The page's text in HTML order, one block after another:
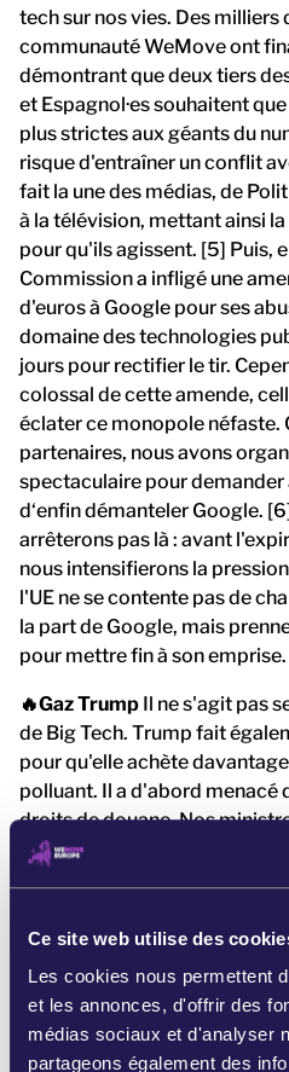
Ce site web utilise des
Les cookies nous permettent
et les annonces, d'offrir des
médias sociaux et d'analyser
partageons également des
tech sur nos vies. Des milliers
communauté WeMove ont
démontrant que deux tiers
et Espagnol·es souhaitent
plus strictes aux géants du
risque d'entraîner un conflit
fait la une des médias, de
à la télévision, mettant ainsi
pour qu'ils agissent. [5] Puis,
Commission a infligé une
d'euros à Google pour ses
domaine des technologies
jours pour rectifier le tir.
colossal de cette amende,
éclater ce monopole néfaste.
partenaires, nous avons
spectaculaire pour demander
d‘enfin démanteler Google.
arrêterons pas là : avant
nous intensifierons la
l'UE ne se contente pas de
la part de Google, mais
pour mettre fin à son emprise.
🔥Gaz Trump Il ne s'agit pas
de Big Tech. Trump fait
pour qu'elle achète
polluant. Il a d'abord menacé
droits de douane. Nos
proposé d'assouplir les
000 messages à nos
faisions ainsi l'écho des
partenaires, qui s'étaient
pour protester et montrer ce
l'Europe dans les énergies